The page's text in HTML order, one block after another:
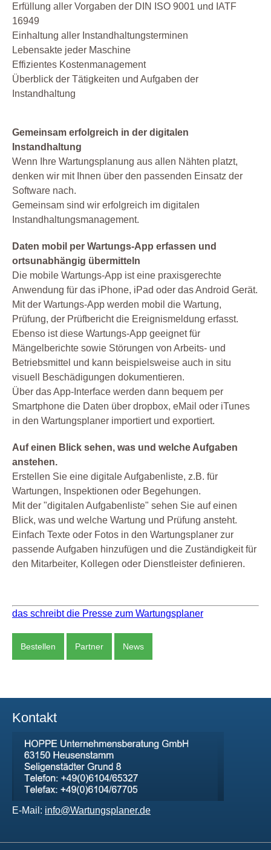
Erfüllung aller Vorgaben der DIN ISO 9001 und IATF
16949
Einhaltung aller Instandhaltungsterminen
Lebensakte jeder Maschine
Effizientes Kostenmanagement
Überblick der Tätigkeiten und Aufgaben der
Instandhaltung
Gemeinsam erfolgreich in der digitalen
Instandhaltung
Wenn Ihre Wartungsplanung aus allen Nähten platzt,
denken wir mit Ihnen über den passenden Einsatz der
Software nach.
Gemeinsam sind wir erfolgreich im digitalen
Instandhaltungsmanagement.
Daten mobil per Wartungs-App erfassen und
ortsunabhängig übermitteln
Die mobile Wartungs-App ist eine praxisgerechte
Anwendung für das iPhone, iPad oder das Android Gerät.
Mit der Wartungs-App werden mobil die Wartung,
Prüfung, der Prüfbericht die Ereignismeldung erfasst.
Ebenso ist diese Wartungs-App geeignet für
Mängelberichte sowie Störungen von Arbeits- und
Betriebsmittel und kann beispielsweise auch in situ
visuell Beschädigungen dokumentieren.
Über das App-Interface werden dann bequem per
Smartphone die Daten über dropbox, eMail oder iTunes
in den Wartungsplaner importiert und exportiert.
Auf einen Blick sehen, was und welche Aufgaben
anstehen.
Erstellen Sie eine digitale Aufgabenliste, z.B. für
Wartungen, Inspektionen oder Begehungen.
Mit der "digitalen Aufgabenliste" sehen Sie auf einen
Blick, was und welche Wartung und Prüfung ansteht.
Einfach Texte oder Fotos in den Wartungsplaner zur
passende Aufgaben hinzufügen und die Zuständigkeit für
den Mitarbeiter, Kollegen oder Dienstleister definieren.
das schreibt die Presse zum Wartungsplaner
Bestellen Partner News
Kontakt
E-Mail: info@Wartungsplaner.de